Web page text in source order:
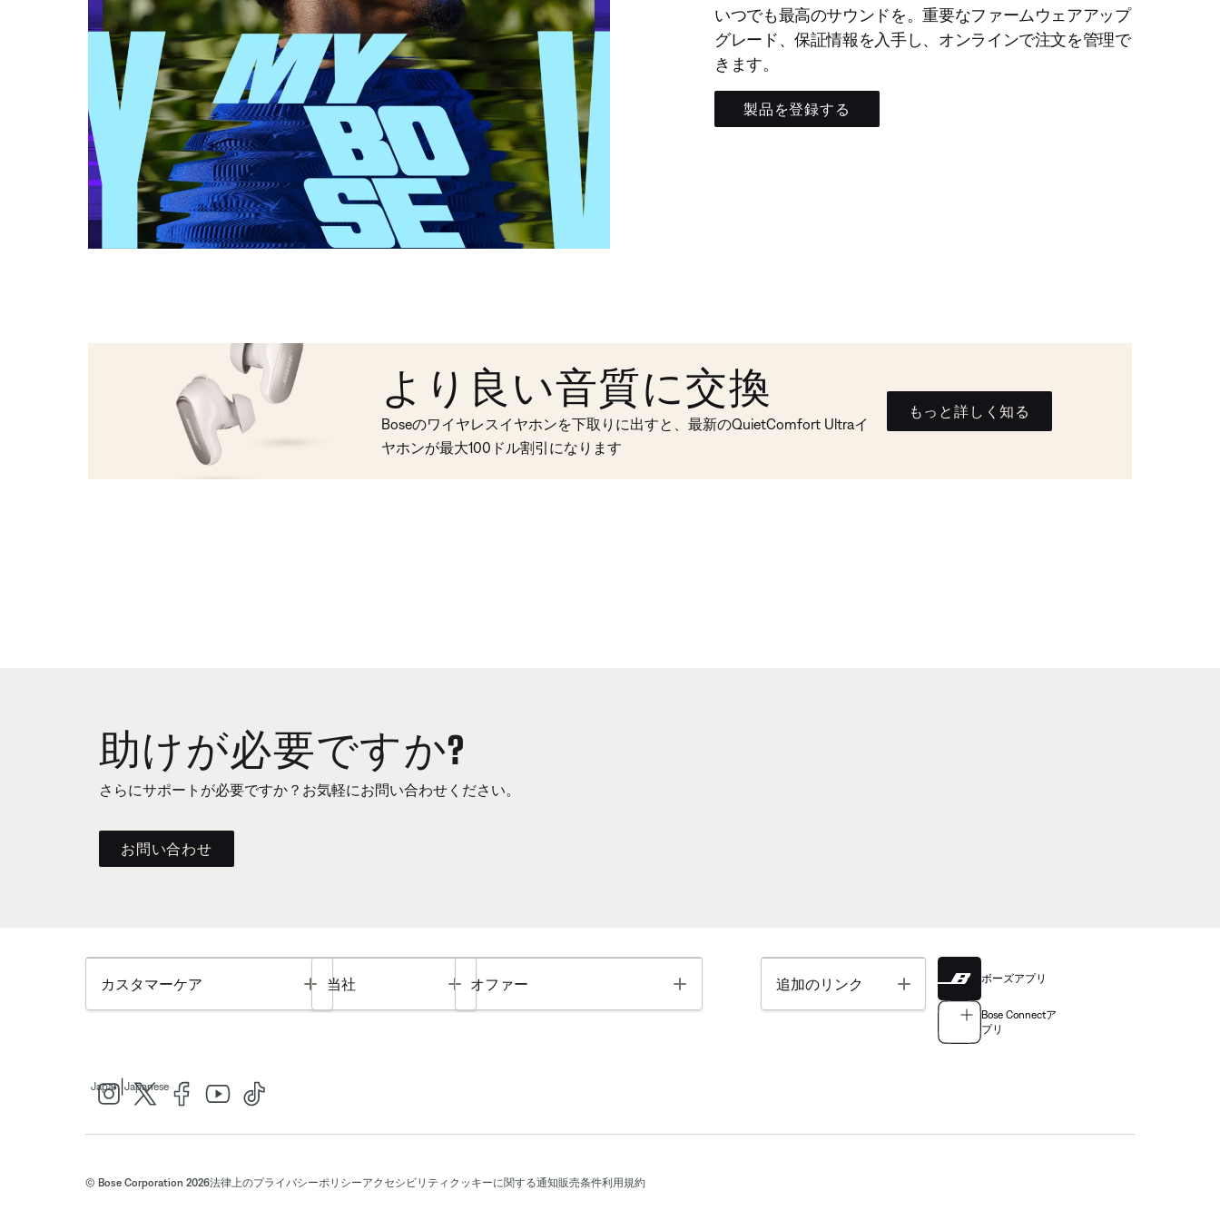
いつでも最高のサウンドを。重要なファームウェアアップ
グレード、保証情報を入手し、オンラインで注文を管理で
きます。
製品を登録する
より良い音質に交換
Boseのワイヤレスイヤホンを下取りに出すと、最新のQuietComfort Ultraイ
ヤホンが最大100ドル割引になります
もっと詳しく知る
助けが必要ですか?
さらにサポートが必要ですか？お気軽にお問い合わせください。
お問い合わせ
カスタマーケア Toggle
当社 Toggle
オファー Toggle 追加のリンク Toggle ボーズアプリ
Bose Connectア
プリ
Japan Japanese
© Bose Corporation 2026法律上のプライバシーポリシーアクセシビリティ クッキーに関する通知販売条件利用規約